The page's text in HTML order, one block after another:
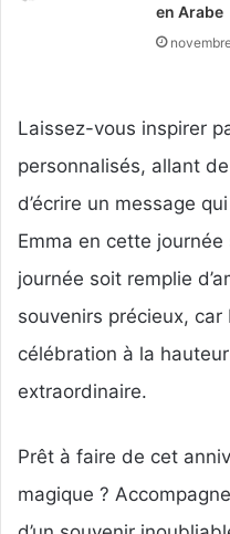
en Arabe
Laissez-vous inspirer
personnalisés, allant de
d’écrire un message
Emma en cette
journée soit remplie
souvenirs précieux, car
célébration à la
extraordinaire.
Prêt à faire de cet
magique ?